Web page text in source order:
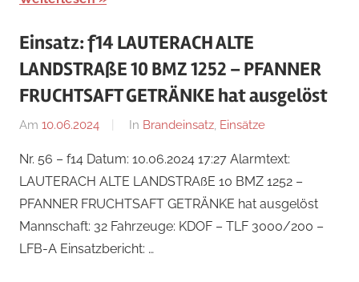
Einsatz: f14 LAUTERACH ALTE
LANDSTRAßE 10 BMZ 1252 – PFANNER
FRUCHTSAFT GETRÄNKE hat ausgelöst
Am 10.06.2024
Von
Steiner
In Brandeinsatz, Einsätze
Nr. 56 – f14 Datum: 10.06.2024 17:27 Alarmtext:
LAUTERACH ALTE LANDSTRAßE 10 BMZ 1252 –
PFANNER FRUCHTSAFT GETRÄNKE hat ausgelöst
Mannschaft: 32 Fahrzeuge: KDOF – TLF 3000/200 –
LFB-A Einsatzbericht: …